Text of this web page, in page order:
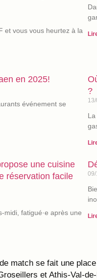
et vous vous heurtez à la
en 2025!
événement se
?
une cuisine
réservation facile
midi, fatigué·e après une
match se fait une
et Athis-Val-